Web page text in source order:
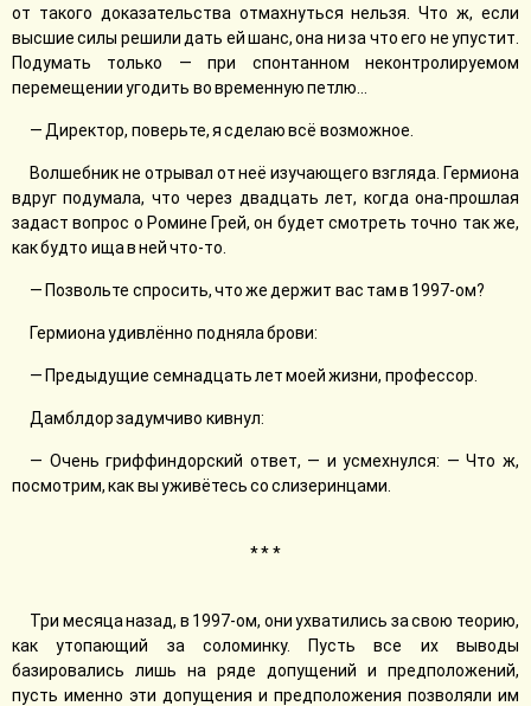
от такого доказательства отмахнуться нельзя. Что ж, если
высшие силы решили дать ей шанс, она ни за что его не упустит.
Подумать только — при спонтанном неконтролируемом
перемещении угодить во временную петлю…
— Директор, поверьте, я сделаю всё возможное.
Волшебник не отрывал от неё изучающего взгляда. Гермиона
вдруг подумала, что через двадцать лет, когда она-прошлая
задаст вопрос о Ромине Грей, он будет смотреть точно так же,
как будто ища в ней что-то.
— Позвольте спросить, что же держит вас там в 1997-ом?
Гермиона удивлённо подняла брови:
— Предыдущие семнадцать лет моей жизни, профессор.
Дамблдор задумчиво кивнул:
— Очень гриффиндорский ответ, — и усмехнулся: — Что ж,
посмотрим, как вы уживётесь со слизеринцами.
* * *
Три месяца назад, в 1997-ом, они ухватились за свою теорию,
как утопающий за соломинку. Пусть все их выводы
базировались лишь на ряде допущений и предположений,
пусть именно эти допущения и предположения позволяли им